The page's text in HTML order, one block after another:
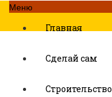
Меню
Главная
Сделай сам
Строительство